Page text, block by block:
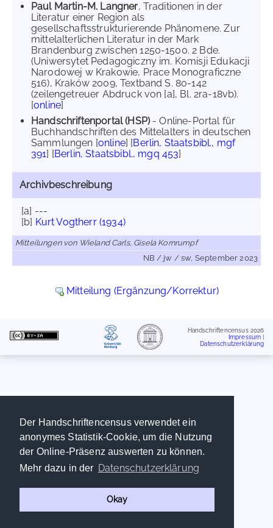
Der Handschriftencensus verwendet ein
anonymes Statistik-Cookie, um die Nutzung
der Online-Präsenz auswerten zu können.
Mehr dazu in der Datenschutzerklärung
Okay
Paul Martin-M. Langner, Traditionen in der
Literatur einer Region als
gesellschaftsstrukturierende Phänomene. Zur
mittelalterlichen Literatur in der Mark
Brandenburg zwischen 1250-1500. 2 Bde.
(Uniwersytet Pedagogiczny im. Komisji Edukacji
Narodowej w Krakowie, Prace Monograficzne
516), Kraków 2009, Textband S. 80-142
(zeilengetreuer Abdruck von [a], Bl. 2ra-18vb).
[online]
Handschriftenportal (HSP)- Online-Portal für
Buchhandschriften des Mittelalters in deutschen
Sammlungen [online] [Berlin, Staatsbibl., mgf
391] [Berlin, Staatsbibl., mgq 453]
Archivbeschreibung
[a] ---
[b] Kurt Vogtherr (1934)
Mitteilungen von Wieland Carls, Gisela Kornrumpf
NB / jw / sw, September 2023
Mitteilung (Ergänzung/Korrektur)
Handschriftencensus 2026
Impressum
Datenschutzerklärung